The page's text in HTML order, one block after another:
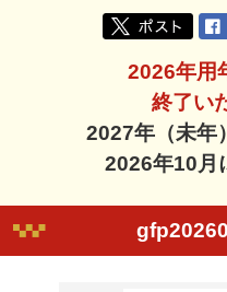
2026年用
終了い
2027年（未年
2026年10月